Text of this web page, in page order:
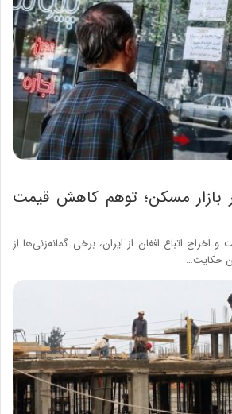
بازار مسکن؛ توهم کاهش قیمت
اخراج اتباع افغان از ایران، برخی گمانه‌زنی‌ها از
حکایت…